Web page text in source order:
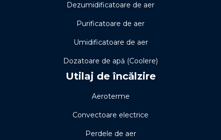
Dezumidificatoare de aer
Purificatoare de aer
Umidificatoare de aer
Dozatoare de apă (Coolere)
Utilaj de încălzire
Aeroterme
Convectoare electrice
Perdele de aer